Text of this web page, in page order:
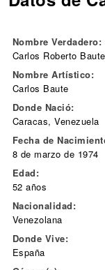
Nombre Verdadero:
Carlos Roberto
Nombre Artístico:
Carlos Baute
Donde Nació:
Caracas, Venezuela
Fecha de
8 de marzo de 1974
Edad:
52 años
Nacionalidad:
Venezolana
Donde Vive:
España